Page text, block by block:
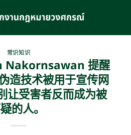
常识知识
Nakornsawan 提醒
造技术被用于宣传网
让受害者反而成为被
的人。